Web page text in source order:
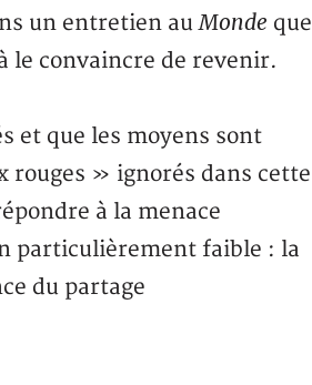
un entretien auMonde que
le convaincre de revenir.
et que les moyens sont
rouges » ignorés dans cette
à la menace
particulièrement faible : la
du partage